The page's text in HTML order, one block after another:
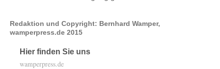
Redaktion und Copyright: Bernhard Wamper,
wamperpress.de 2015
Hier finden Sie uns
wamperpress.de